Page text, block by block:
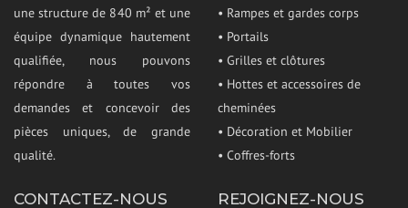
une structure de 840 m² et une
équipe dynamique hautement
qualifiée, nous pouvons
répondre à toutes vos
demandes et concevoir des
pièces uniques, de grande
qualité.
• Rampes et gardes corps
• Portails
• Grilles et clôtures
• Hottes et accessoires de
cheminées
• Décoration et Mobilier
• Coffres-forts
CONTACTEZ-NOUS REJOIGNEZ-NOUS